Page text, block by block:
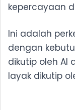
kepercayaan
Ini adalah
dengan
dikutip oleh AI
layak dikutip